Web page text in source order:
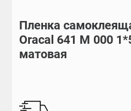
Каталог
Orafol
Весь каталог
Рулонные материалы
Пленка
Oracal 641 M 000
матовая